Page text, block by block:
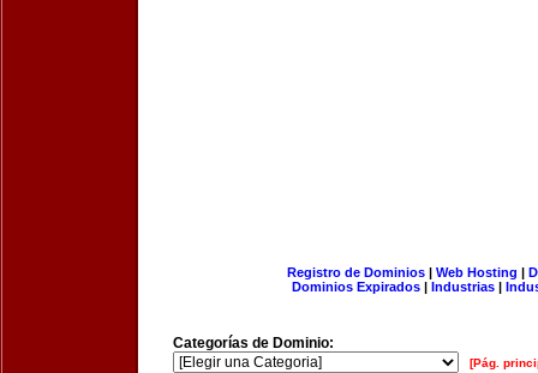
Registro de Dominios| Web Hosting |
Dominios Expirados | Industrias |
Categorías de Dominio:
[Pág.